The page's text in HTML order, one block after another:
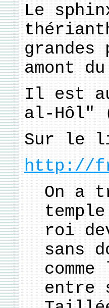
Le
grandes
amont
Il est
al-Hôl"
Sur le
http://
On a
roi
sans
entre